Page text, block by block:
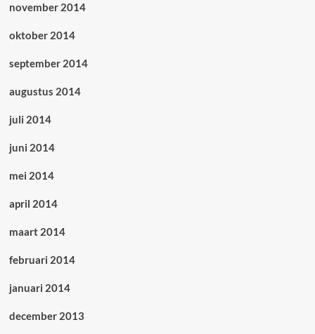
november 2014
oktober 2014
september 2014
augustus 2014
juli 2014
juni 2014
mei 2014
april 2014
maart 2014
februari 2014
januari 2014
december 2013